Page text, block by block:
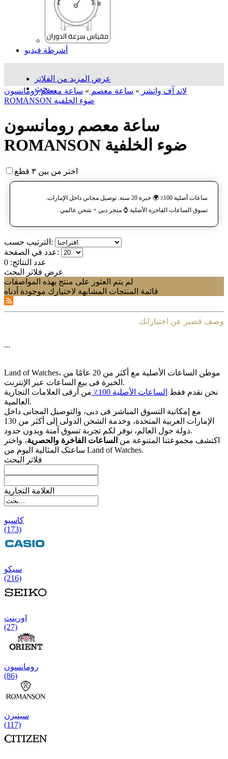
أشرطة فيديو
عرض المزيد من الفلاتر
بحث...
لاند آف واتشز » ساعة معصم » ساعة معصم رومانسون
ROMANSON ضوء الخلفية
ساعة معصم رومانسون
ROMANSON ضوء الخلفية
اختر من بين ٣ قطع
ساعات أصلية 100٪ 🌍 خبرة 20 سنة. توصيل مجاني داخل الإمارات.
تسوق الساعات الفاخرة الأصلية ⌚️ متجر دبي + شحن عالمي.
الترتيب حسب:
عدد في الصفحة:
عدد النتائج: 0
عرض فلاتر البحث
لم يتم العثور على منتج بهذه المواصفات
قائمة المنتجات المشابهة لاختيارك موجودة أدناه
وصف قصير عن اختياراتك
...
Land of Watches، موطن الساعات الأصلیة مع أکثر من 20 عامًا من
الخبرة فی بیع الساعات عبر الإنترنت.
نحن نقدم فقط الساعات الأصلیة 100٪
من أرقى العلامات التجاریة
العالمیة.
مع إمکانیة التسوق المباشر فی دبی، والتوصیل المجانی داخل
الإمارات العربیة المتحدة، وخدمة الشحن الدولی إلى أکثر من 130
دولة حول العالم، نوفر لکم تجربة تسوق آمنة وبدون حدود.
اکتشف مجموعتنا المتنوعة من الساعات الفاخرة والحصریة، واختر
ساعتک المثالیة الیوم من Land of Watches.
فلاتر البحث
العلامة التجارية
کاسیو
(173)
سیکو
(216)
اورینت
(27)
رومانسون
(86)
سیتیزن
(117)